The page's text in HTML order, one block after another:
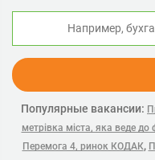
Популярные вакансии:
метрівка міста, яка веде
Перемога 4, ринок КОДАК,